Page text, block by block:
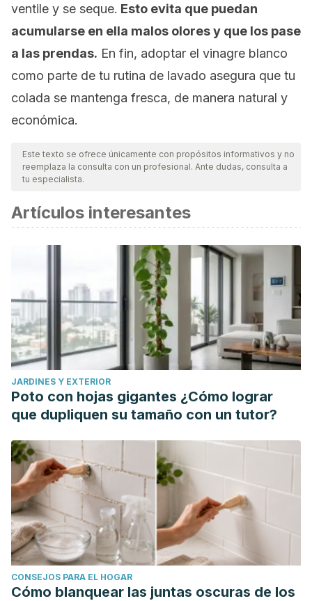
ventile y se seque. Esto evita que puedan
acumularse en ella malos olores y que los pase
a las prendas. En fin, adoptar el vinagre blanco
como parte de tu rutina de lavado asegura que tu
colada se mantenga fresca, de manera natural y
económica.
Este texto se ofrece únicamente con propósitos informativos y no
reemplaza la consulta con un profesional. Ante dudas, consulta a
tu especialista.
Artículos interesantes
JARDINES Y EXTERIOR
Poto con hojas gigantes ¿Cómo lograr
que dupliquen su tamaño con un tutor?
CONSEJOS PARA EL HOGAR
Cómo blanquear las juntas oscuras de los